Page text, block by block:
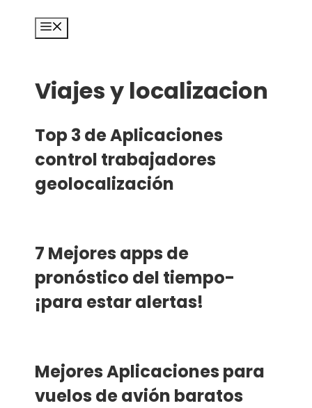
contenido
Viajes y localizacion
Top 3 de Aplicaciones
control trabajadores
geolocalización
7 Mejores apps de
pronóstico del tiempo-
¡para estar alertas!
Mejores Aplicaciones para
vuelos de avión baratos